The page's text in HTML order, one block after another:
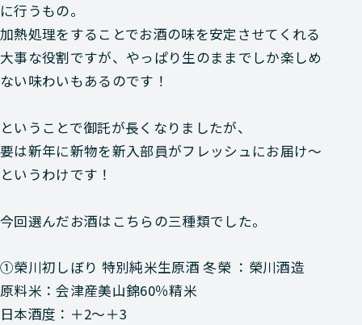
に行うもの。
加熱処理をすることでお酒の味を安定させてくれる
大事な役割ですが、やっぱり生のままでしか楽しめ
ない味わいもあるのです！
ということで御託が長くなりましたが、
要は新年に新物を新入部員がフレッシュにお届け～
というわけです！
今回選んだお酒はこちらの三種類でした。
①榮川初しぼり 特別純米生原酒 冬榮 ：榮川酒造
原料米：会津産美山錦60％精米
日本酒度：＋2～＋3